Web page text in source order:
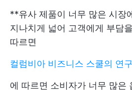
**유사 제품이 너무 많은 시장
지나치게 넓어 고객에게 부담
따르면
컬럼비아 비즈니스 스쿨의 연
에 따르면 소비자가 너무 많은